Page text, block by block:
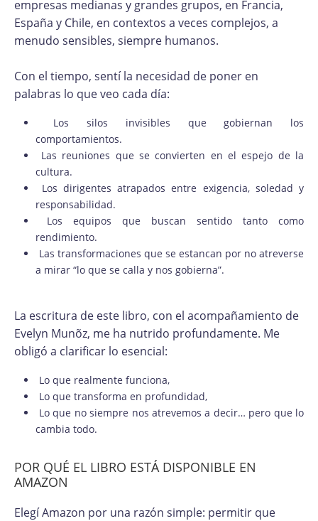
empresas medianas y grandes grupos, en Francia,
España y Chile, en contextos a veces complejos, a
menudo sensibles, siempre humanos.
Con el tiempo, sentí la necesidad de poner en
palabras lo que veo cada día:
Los silos invisibles que gobiernan los
comportamientos.
Las reuniones que se convierten en el espejo de la
cultura.
Los dirigentes atrapados entre exigencia, soledad y
responsabilidad.
Los equipos que buscan sentido tanto como
rendimiento.
Las transformaciones que se estancan por no atreverse
a mirar “lo que se calla y nos gobierna”.
La escritura de este libro, con el acompañamiento de
Evelyn Munõz, me ha nutrido profundamente. Me
obligó a clarificar lo esencial:
Lo que realmente funciona,
Lo que transforma en profundidad,
Lo que no siempre nos atrevemos a decir… pero que lo
cambia todo.
POR QUÉ EL LIBRO ESTÁ DISPONIBLE EN
AMAZON
Elegí Amazon por una razón simple: permitir que